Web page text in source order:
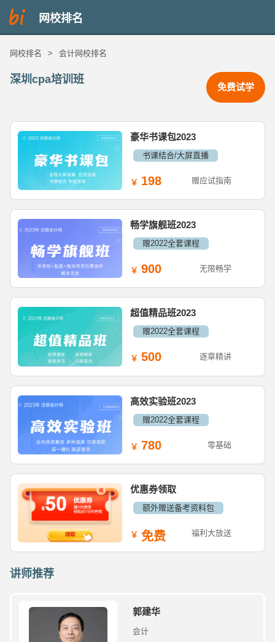
网校排名
网校排名 > 会计网校排名
深圳cpa培训班
免费试学
豪华书课包2023
书课结合/大屏直播
198 赠应试指南
畅学旗舰班2023
赠2022全套课程
900 无限畅学
超值精品班2023
赠2022全套课程
500 逐章精讲
高效实验班2023
赠2022全套课程
780 零基础
优惠券领取
额外赠送备考资料包
免费 福利大放送
讲师推荐
郭建华
会计